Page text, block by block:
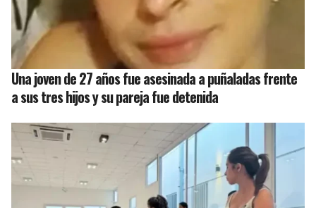
Una joven de 27 años fue asesinada a puñaladas frente
a sus tres hijos y su pareja fue detenida